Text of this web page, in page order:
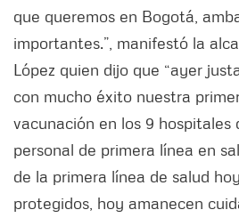
que queremos en Bogotá,
importantes.”, manifestó la
López quien dijo que “ayer
con mucho éxito nuestra
vacunación en los 9 hospitales
personal de primera línea en
de la primera línea de salud
protegidos, hoy amanecen